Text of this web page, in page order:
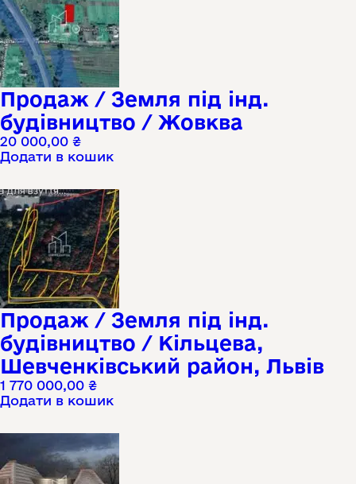
Продаж / Земля під інд.
будівництво / Жовква
20 000,00 ₴
Додати в кошик
Продаж / Земля під інд.
будівництво / Кільцева,
Шевченківський район, Львів
1 770 000,00 ₴
Додати в кошик